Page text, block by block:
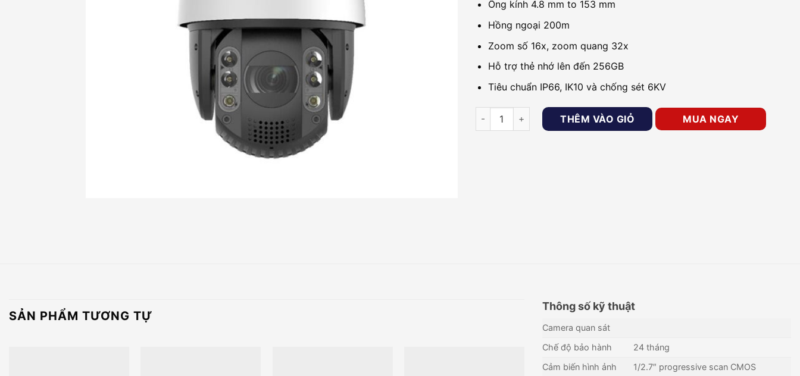
Ống kính 4.8 mm to 153 mm
Hồng ngoại 200m
Zoom số 16x, zoom quang 32x
Hỗ trợ thẻ nhớ lên đến 256GB
Tiêu chuẩn IP66, IK10 và chống sét 6KV
Camera IP Speed Dome 2MP Hikvision DS-2DE7A232IW-AEB số lượng
THÊM VÀO GIỎ MUA NGAY
SẢN PHẨM TƯƠNG TỰ
Thông số kỹ thuật
Camera quan sát
Chế độ bảo hành
24 tháng
Cảm biến hình ảnh
1/2.7″ progressive scan CMOS